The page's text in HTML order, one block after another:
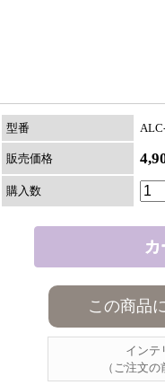
型番
販売価格
購入数
この商品
インテ
（ご注文